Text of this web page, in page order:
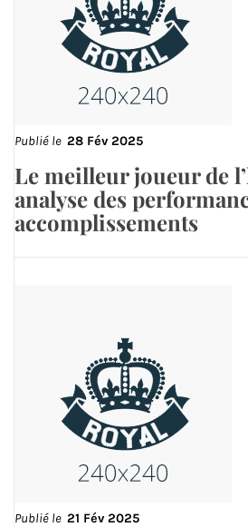
Publié le 28 Fév 2025
Le meilleur joueur de
analyse des
accomplissements
Publié le 21 Fév 2025